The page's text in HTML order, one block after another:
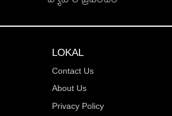
LOKAL
Contact Us
About Us
Privacy Policy